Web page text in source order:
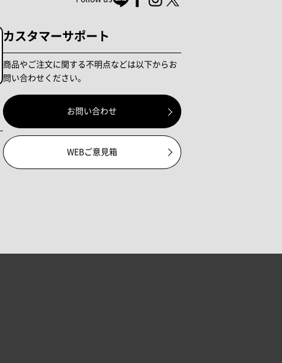
カスタマーサポート
商品やご注文に関する不明点などは以下からお
問い合わせください。
お問い合わせ
WEBご意見箱